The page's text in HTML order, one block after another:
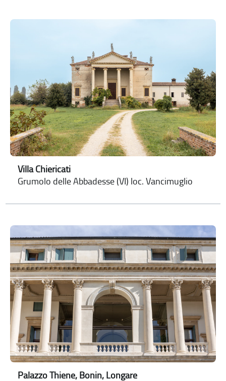
Villa Chiericati
Grumolo delle Abbadesse (VI) loc. Vancimuglio
Palazzo Thiene, Bonin, Longare